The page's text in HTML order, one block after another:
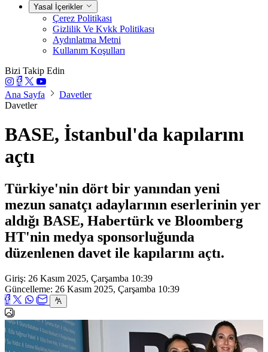
Yasal İçerikler
Çerez Politikası
Gizlilik Ve Kvkk Politikası
Aydınlatma Metni
Kullanım Koşulları
Bizi Takip Edin
Ana Sayfa
Davetler
Davetler
BASE, İstanbul'da kapılarını
açtı
Türkiye'nin dört bir yanından yeni
mezun sanatçı adaylarının eserlerinin yer
aldığı BASE, Habertürk ve Bloomberg
HT'nin medya sponsorluğunda
düzenlenen davet ile kapılarını açtı.
Giriş: 26 Kasım 2025, Çarşamba 10:39
Güncelleme: 26 Kasım 2025, Çarşamba 10:39